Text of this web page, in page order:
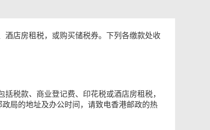
酒店房租税，或购买储税券。下列各缴款处收
括税款、 商业登记费、印花税或酒店房租税，
局的地址及办公时间，请致电香港邮政的热